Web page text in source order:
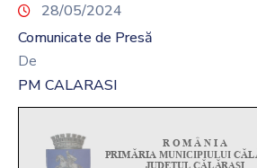
28/05/2024
Comunicate de Presă
De
PM CALARASI